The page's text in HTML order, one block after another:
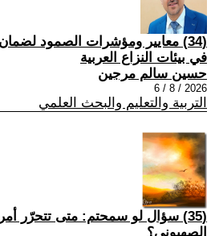
(34) معايير ومؤشرات الصمود
في بيئات النزاع العربية
حسين سالم مرجين
2026 / 8 / 6
التربية والتعليم والبحث العلمي
(35) سؤال لو سمحتم: متى تتحرّر
الصهيوني؟